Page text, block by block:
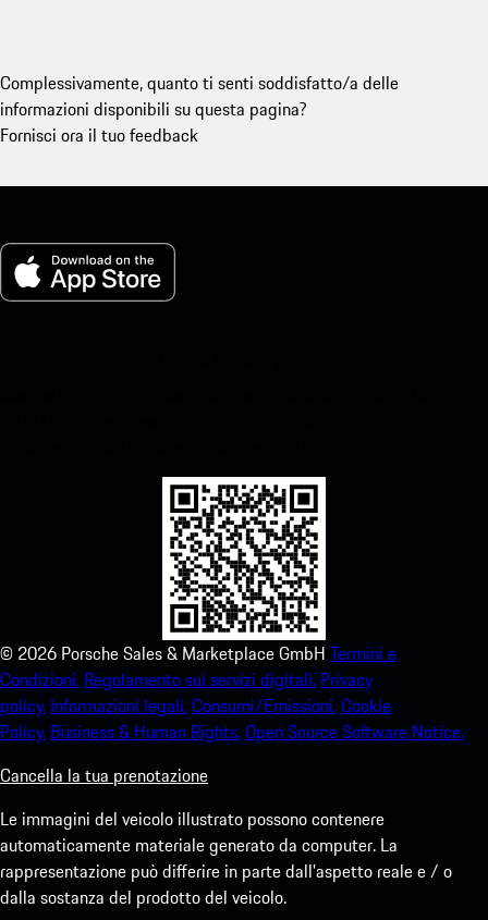
Complessivamente, quanto ti senti soddisfatto/a delle
informazioni disponibili su questa pagina?
Fornisci ora il tuo feedback
© 2026 Porsche Sales & Marketplace GmbH Termini e
Condizioni. Regolamento sui servizi digitali. Privacy
policy. Informazioni legali.Consumi/Emissioni.Cookie
Policy. Business & Human Rights.Open Source Software Notice.
Cancella la tua prenotazione
Le immagini del veicolo illustrato possono contenere
automaticamente materiale generato da computer. La
rappresentazione può differire in parte dall'aspetto reale e / o
dalla sostanza del prodotto del veicolo.